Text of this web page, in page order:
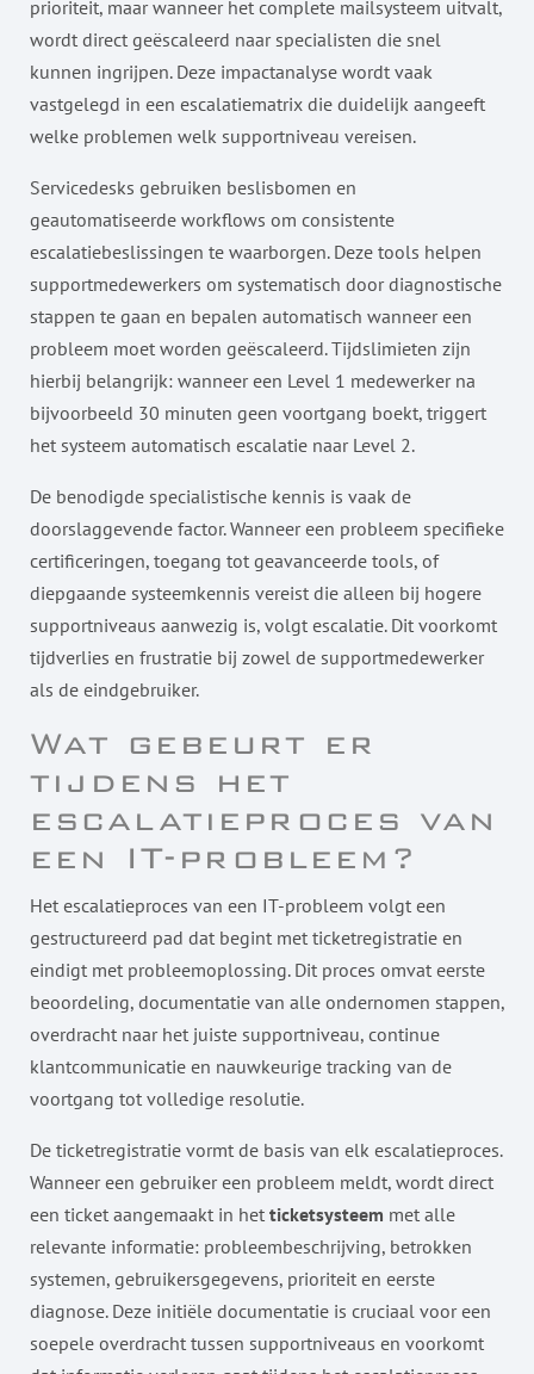
prioriteit, maar wanneer het complete mailsysteem uitvalt,
wordt direct geëscaleerd naar specialisten die snel
kunnen ingrijpen. Deze impactanalyse wordt vaak
vastgelegd in een escalatiematrix die duidelijk aangeeft
welke problemen welk supportniveau vereisen.
Servicedesks gebruiken beslisbomen en
geautomatiseerde workflows om consistente
escalatiebeslissingen te waarborgen. Deze tools helpen
supportmedewerkers om systematisch door diagnostische
stappen te gaan en bepalen automatisch wanneer een
probleem moet worden geëscaleerd. Tijdslimieten zijn
hierbij belangrijk: wanneer een Level 1 medewerker na
bijvoorbeeld 30 minuten geen voortgang boekt, triggert
het systeem automatisch escalatie naar Level 2.
De benodigde specialistische kennis is vaak de
doorslaggevende factor. Wanneer een probleem specifieke
certificeringen, toegang tot geavanceerde tools, of
diepgaande systeemkennis vereist die alleen bij hogere
supportniveaus aanwezig is, volgt escalatie. Dit voorkomt
tijdverlies en frustratie bij zowel de supportmedewerker
als de eindgebruiker.
Wat gebeurt er
tijdens het
escalatieproces van
een IT-probleem?
Het escalatieproces van een IT-probleem volgt een
gestructureerd pad dat begint met ticketregistratie en
eindigt met probleemoplossing. Dit proces omvat eerste
beoordeling, documentatie van alle ondernomen stappen,
overdracht naar het juiste supportniveau, continue
klantcommunicatie en nauwkeurige tracking van de
voortgang tot volledige resolutie.
De ticketregistratie vormt de basis van elk escalatieproces.
Wanneer een gebruiker een probleem meldt, wordt direct
een ticket aangemaakt in het ticketsysteem met alle
relevante informatie: probleembeschrijving, betrokken
systemen, gebruikersgegevens, prioriteit en eerste
diagnose. Deze initiële documentatie is cruciaal voor een
soepele overdracht tussen supportniveaus en voorkomt